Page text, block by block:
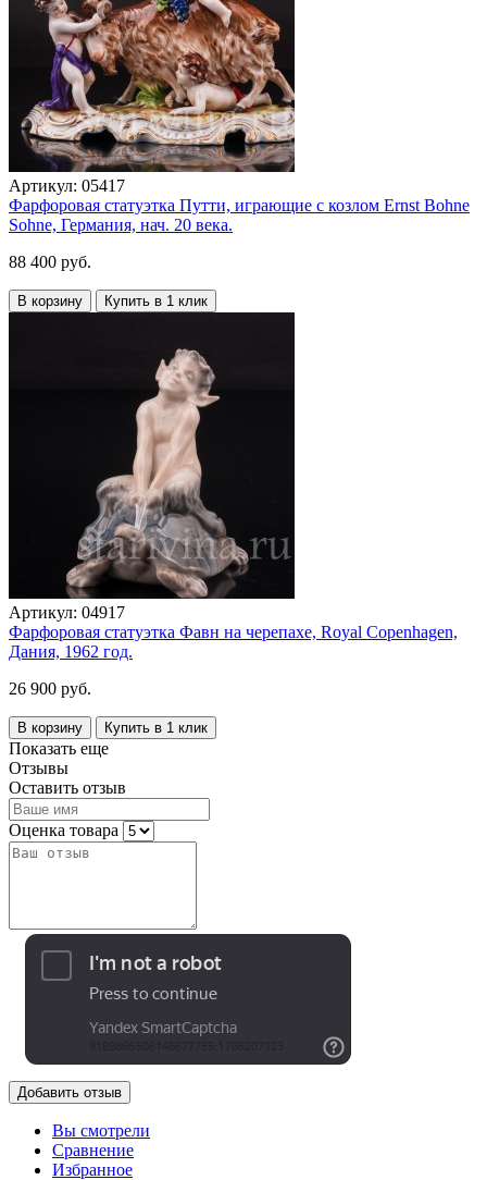
Артикул: 05417
Фарфоровая статуэтка Путти, играющие с козлом Ernst Bohne
Sohne, Германия, нач. 20 века.
88 400 руб.
В корзину Купить в 1 клик
Артикул: 04917
Фарфоровая статуэтка Фавн на черепахе, Royal Copenhagen,
Дания, 1962 год.
26 900 руб.
В корзину Купить в 1 клик
Показать еще
Отзывы
Оставить отзыв
Оценка товара
Добавить отзыв
Вы смотрели
Сравнение
Избранное